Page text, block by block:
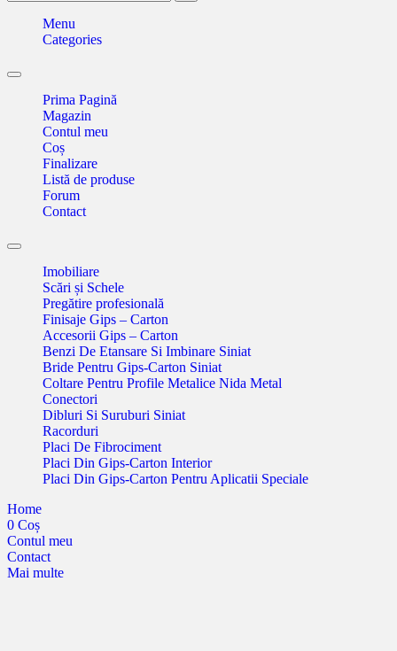
Menu
Categories
Toggle
navigationPrima Pagină
Magazin
Contul meu
Coș
Finalizare
Listă de produse
Forum
Contact
Toggle
navigationImobiliare
Scări și Schele
Pregătire profesională
Finisaje Gips – Carton
Accesorii Gips – Carton
Benzi De Etansare Si Imbinare Siniat
Bride Pentru Gips-Carton Siniat
Coltare Pentru Profile Metalice Nida Metal
Conectori
Dibluri Si Suruburi Siniat
Racorduri
Placi De Fibrociment
Placi Din Gips-Carton Interior
Placi Din Gips-Carton Pentru Aplicatii Speciale
Home
0 Coș
Contul meu
Contact
Mai multe